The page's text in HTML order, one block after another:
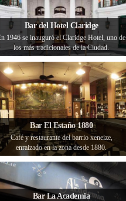
Bar del Hotel Claridge
1946 se inauguró el Claridge Hotel, uno de
los más tradicionales de la Ciudad.
Bar El Estaño 1880
Café y restaurante del barrio xeneize,
enraizado en la zona desde 1880.
Bar La Academia